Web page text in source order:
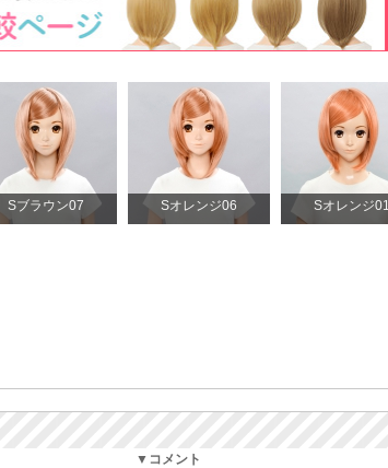
Sブラウン07 Sオレンジ06 Sオレンジ01
▼コメント